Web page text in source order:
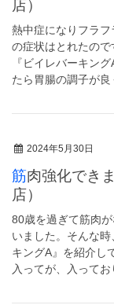
店）
熱中症になりフラ
の症状はとれたので
『ビイレバーキン
たら胃腸の調子が
2024年5月30日
筋肉強化できました。（中央薬品 ウィルビー
店）
80歳を過ぎて筋肉
いました。そんな
キングA』を紹介し
入ってが、入って